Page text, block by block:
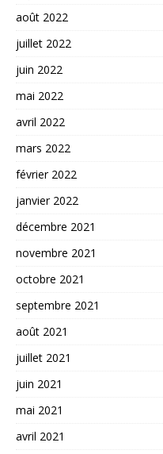
août 2022
juillet 2022
juin 2022
mai 2022
avril 2022
mars 2022
février 2022
janvier 2022
décembre 2021
novembre 2021
octobre 2021
septembre 2021
août 2021
juillet 2021
juin 2021
mai 2021
avril 2021